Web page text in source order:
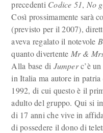
precedenti Codice 51, No
Così prossimamente sarà
(previsto per il 2007),
aveva regalato il notevole
quanto divertente Mr &
Alla base di Jumperc’è
in Italia ma autore in
1992, di cui questo è il
adulto del gruppo. Qui si
di 17 anni che vive in
di possedere il dono di